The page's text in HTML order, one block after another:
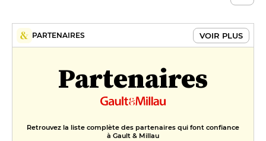
PARTENAIRES VOIR PLUS
Partenaires
Retrouvez la liste complète des partenaires qui font confiance
à Gault & Millau